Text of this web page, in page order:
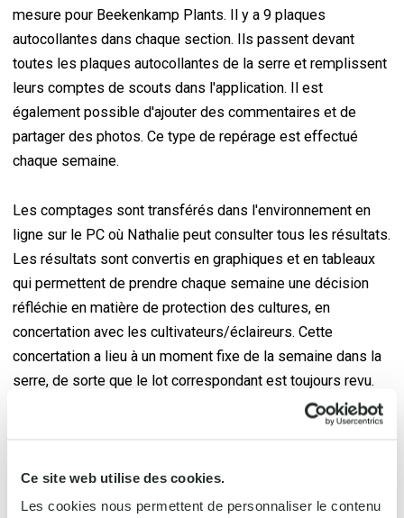
Ce site web utilise des cookies.
Les cookies nous permettent de personnaliser le contenu
mesure pour Beekenkamp Plants. Il y a 9 plaques
autocollantes dans chaque section. Ils passent devant
toutes les plaques autocollantes de la serre et remplissent
leurs comptes de scouts dans l'application. Il est
également possible d'ajouter des commentaires et de
partager des photos. Ce type de repérage est effectué
chaque semaine.
Les comptages sont transférés dans l'environnement en
ligne sur le PC où Nathalie peut consulter tous les résultats.
Les résultats sont convertis en graphiques et en tableaux
qui permettent de prendre chaque semaine une décision
réfléchie en matière de protection des cultures, en
concertation avec les cultivateurs/éclaireurs. Cette
concertation a lieu à un moment fixe de la semaine dans la
serre, de sorte que le lot correspondant est toujours revu.
Le plus grand avantage de cette application est qu'il n'y a
avantage est qu'il est possible de créer une prévisibilité
pour les situations récurrentes. L'application et